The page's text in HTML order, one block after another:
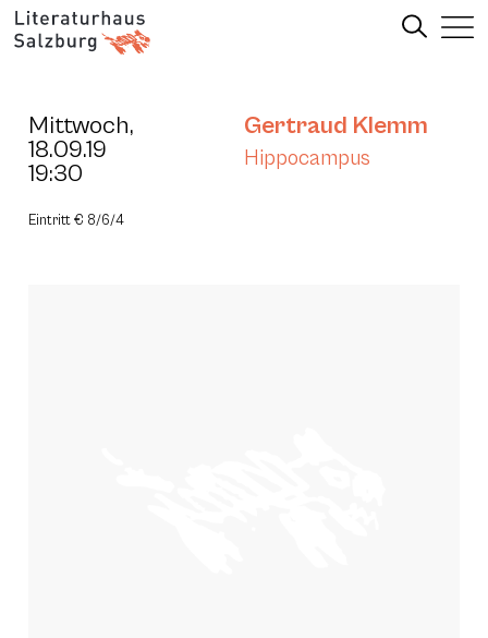
Mittwoch,
18.09.19
19:30
Gertraud Klemm
Hippocampus
Eintritt € 8/6/4